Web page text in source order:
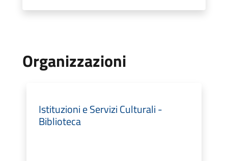
Organizzazioni
Istituzioni e Servizi Culturali -
Biblioteca